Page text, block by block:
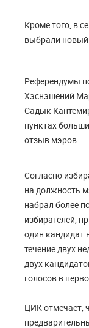
Кроме того, в
выбрали новый
Референдумы
Хэснэшений
Садык
пунктах
отзыв мэров.
Согласно
на должность
набрал более
избирателей,
один кандидат
течение двух
двух
голосов в
ЦИК отмечает,